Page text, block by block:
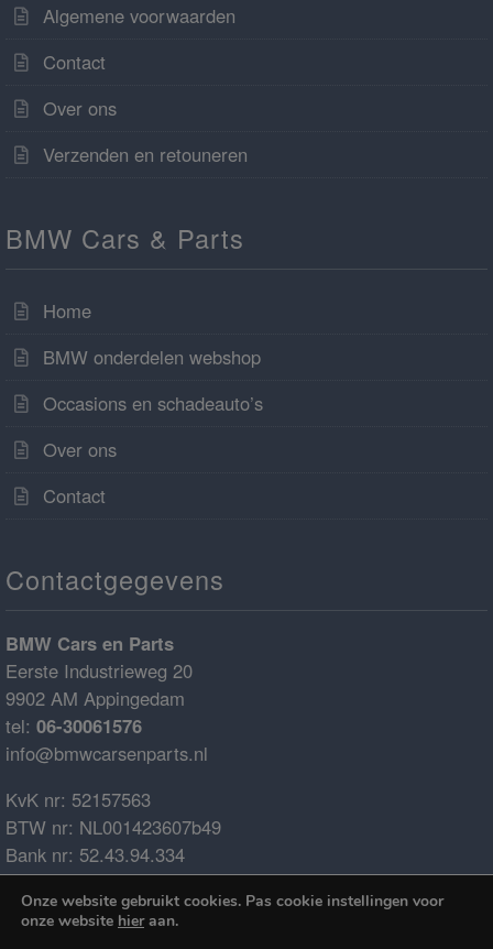
Algemene voorwaarden
Contact
Over ons
Verzenden en retouneren
BMW Cars & Parts
Home
BMW onderdelen webshop
Occasions en schadeauto’s
Over ons
Contact
Contactgegevens
BMW Cars en Parts
Eerste Industrieweg 20
9902 AM Appingedam
tel: 06-30061576
info@bmwcarsenparts.nl
KvK nr: 52157563
BTW nr: NL001423607b49
Bank nr: 52.43.94.334
IBAN: NL68ABNA0524394334
BIC: ABNANL2A
Onze website gebruikt cookies. Pas cookie instellingen voor
onze website hieraan.